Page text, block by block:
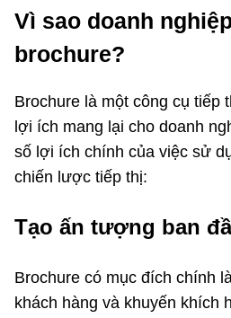
Vì sao doanh
brochure?
Brochure là một công cụ tiếp
lợi ích mang lại cho doanh
số lợi ích chính của việc sử
chiến lược tiếp thị:
Tạo ấn tượng ban
Brochure có mục đích chính
khách hàng và khuyến khích